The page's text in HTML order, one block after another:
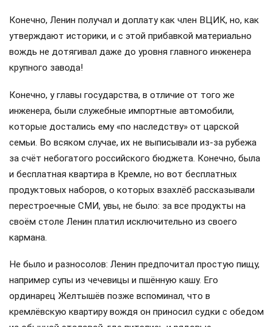
Конечно, Ленин получал и доплату как член ВЦИК, но, как
утверждают историки, и с этой прибавкой материально
вождь не дотягивал даже до уровня главного инженера
крупного завода!
Конечно, у главы государства, в отличие от того же
инженера, были служебные импортные автомобили,
которые достались ему «по наследству» от царской
семьи. Во всяком случае, их не выписывали из-за рубежа
за счёт небогатого российского бюджета. Конечно, была
и бесплатная квартира в Кремле, но вот бесплатных
продуктовых наборов, о которых взахлёб рассказывали
перестроечные СМИ, увы, не было: за все продукты на
своём столе Ленин платил исключительно из своего
кармана.
Не было и разносолов: Ленин предпочитал простую пищу,
например супы из чечевицы и пшённую кашу. Его
ординарец Желтышёв позже вспоминал, что в
кремлёвскую квартиру вождя он приносил судки с обедом